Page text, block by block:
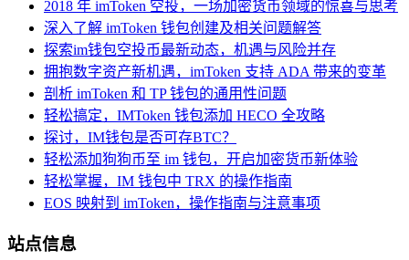
2018 年 imToken 空投，一场加密货币领域的惊喜与思考
深入了解 imToken 钱包创建及相关问题解答
探索im钱包空投币最新动态，机遇与风险并存
拥抱数字资产新机遇，imToken 支持 ADA 带来的变革
剖析 imToken 和 TP 钱包的通用性问题
轻松搞定，IMToken 钱包添加 HECO 全攻略
探讨，IM钱包是否可存BTC？
轻松添加狗狗币至 im 钱包，开启加密货币新体验
轻松掌握，IM 钱包中 TRX 的操作指南
EOS 映射到 imToken，操作指南与注意事项
站点信息